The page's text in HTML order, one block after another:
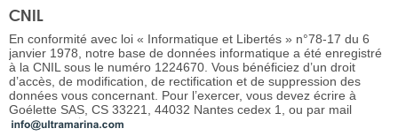
CNIL
En conformité avec loi « Informatique et Libertés » n°78-17 du 6
janvier 1978, notre base de données informatique a été enregistré
à la CNIL sous le numéro 1224670. Vous bénéficiez d’un droit
d’accès, de modification, de rectification et de suppression des
données vous concernant. Pour l’exercer, vous devez écrire à
Goélette SAS, CS 33221, 44032 Nantes cedex 1, ou par mail